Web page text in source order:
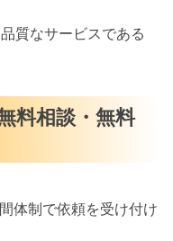
質なサービスである
料相談・無料
体制で依頼を受け付け